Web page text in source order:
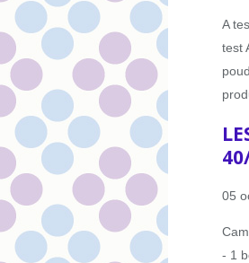
A
test
05
- 1